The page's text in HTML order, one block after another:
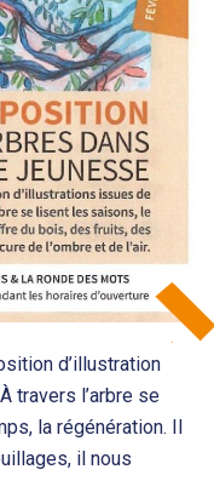
d’illustration
travers l’arbre se
la régénération. Il
il nous